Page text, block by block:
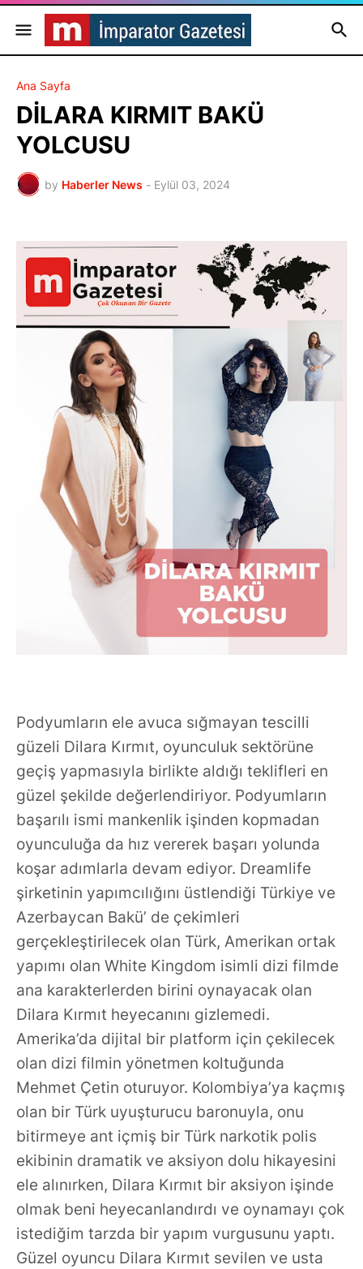
Ana Sayfa
DİLARA KIRMIT BAKÜ
YOLCUSU
by Haberler News - Eylül 03, 2024
Podyumların ele avuca sığmayan tescilli
güzeli Dilara Kırmıt, oyunculuk sektörüne
geçiş yapmasıyla birlikte aldığı teklifleri en
güzel şekilde değerlendiriyor. Podyumların
başarılı ismi mankenlik işinden kopmadan
oyunculuğa da hız vererek başarı yolunda
koşar adımlarla devam ediyor. Dreamlife
şirketinin yapımcılığını üstlendiği Türkiye ve
Azerbaycan Bakü’ de çekimleri
gerçekleştirilecek olan Türk, Amerikan ortak
yapımı olan White Kingdom isimli dizi filmde
ana karakterlerden birini oynayacak olan
Dilara Kırmıt heyecanını gizlemedi.
Amerika’da dijital bir platform için çekilecek
olan dizi filmin yönetmen koltuğunda
Mehmet Çetin oturuyor. Kolombiya’ya kaçmış
olan bir Türk uyuşturucu baronuyla, onu
bitirmeye ant içmiş bir Türk narkotik polis
ekibinin dramatik ve aksiyon dolu hikayesini
ele alınırken, Dilara Kırmıt bir aksiyon işinde
olmak beni heyecanlandırdı ve oynamayı çok
istediğim tarzda bir yapım vurgusunu yaptı.
Güzel oyuncu Dilara Kırmıt sevilen ve usta